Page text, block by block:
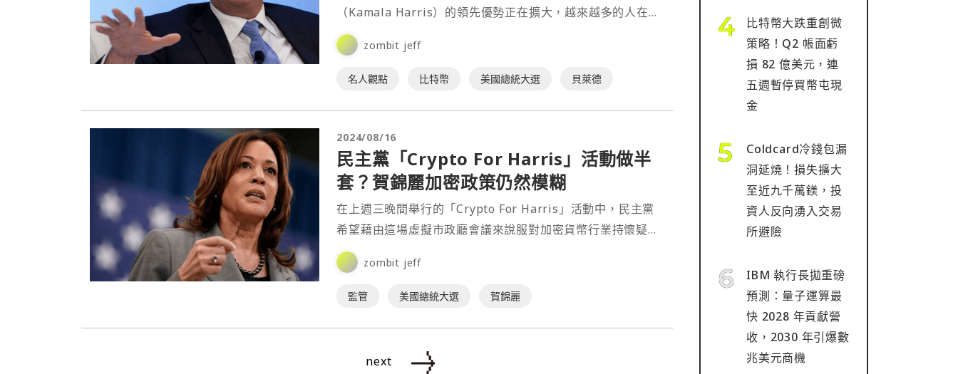
（Kamala Harris）的領先優勢正在擴大，越來越多的人在去
中心化預測市場中押注他將從此次美國總統大選中勝出。⋯
zombit jeff
名人觀點 比特幣 美國總統大選 貝萊德
2024/08/16
民主黨「Crypto For Harris」活動做半
套？賀錦麗加密政策仍然模糊
在上週三晚間舉行的「Crypto For Harris」活動中，民主黨
希望藉由這場虛擬市政廳會議來說服對加密貨幣行業持懷疑態
度的人士支持賀錦麗的總統競選。然而，這場近 90 分鐘的會
議似乎並未達到預期效果，未能顯著改變加密貨幣社群的態
度。⋯
zombit jeff
監管 美國總統大選 賀錦麗
next
比特幣大跌重創微
策略！Q2 帳面虧
損 82 億美元，連
五週暫停買幣屯現
金
Coldcard冷錢包漏
洞延燒！損失擴大
至近九千萬鎂，投
資人反向湧入交易
所避險
IBM 執行長拋重磅
預測：量子運算最
快 2028 年貢獻營
收，2030 年引爆數
兆美元商機